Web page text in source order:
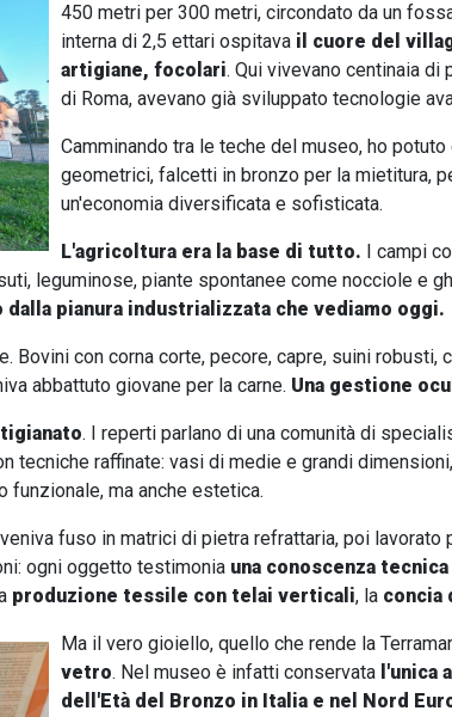
450 metri per 300 metri, circondato da un
interna di 2,5 ettari ospitava il cuore del
artigiane, focolari. Qui vivevano centinaia di
di Roma, avevano già sviluppato tecnologie
Camminando tra le teche del museo, ho
geometrici, falcetti in bronzo per la mietitura,
un'economia diversificata e sofisticata.
L'agricoltura era la base di tutto. I campi
leguminose, piante spontanee come nocciole e
pianura industrializzata che vediamo oggi.
Bovini con corna corte, pecore, capre, suini
abbattuto giovane per la carne. Una gestione
. I reperti parlano di una comunità di
tecniche raffinate: vasi di medie e grandi
funzionale, ma anche estetica.
fuso in matrici di pietra refrattaria, poi lavorato
ogni oggetto testimonia una conoscenza
produzione tessile con telai verticali, la concia
Ma il vero gioiello, quello che rende la
vetro. Nel museo è infatti conservata l'unica
dell'Età del Bronzo in Italia e nel Nord